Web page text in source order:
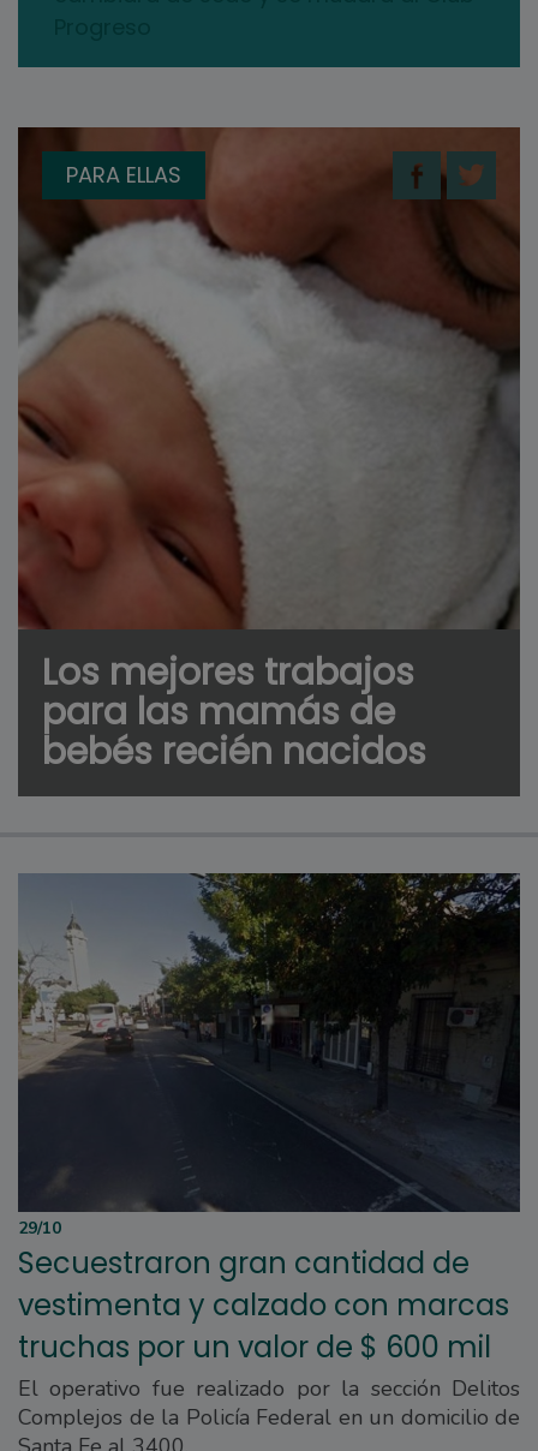
PARA ELLAS
Los mejores trabajos
para las mamás de
bebés recién nacidos
29/10
Secuestraron gran cantidad de
vestimenta y calzado con marcas
truchas por un valor de $ 600 mil
El operativo fue realizado por la sección Delitos
Complejos de la Policía Federal en un domicilio de